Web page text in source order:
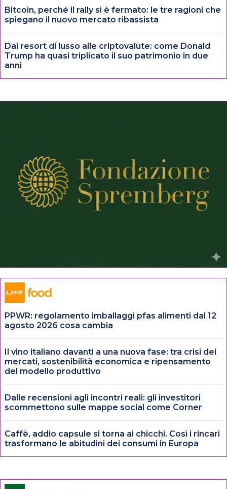
Bitcoin, perché il rally si è fermato: le tre ragioni che
spiegano il nuovo mercato ribassista
Dai resort di lusso alle criptovalute: come Donald
Trump ha quasi triplicato il suo patrimonio in due
anni
PPWR: regolamento imballaggi pfas alimenti dal 12
agosto 2026 cosa cambia
Il vino italiano davanti a una nuova fase: tra crisi dei
mercati, sostenibilità economica e ripensamento
del modello produttivo
Dalle recensioni agli incontri reali: gli investitori
scommettono sulle mappe social come Corner
Caffè, addio capsule si torna ai chicchi. Così i rincari
trasformano le abitudini dei consumi in Europa